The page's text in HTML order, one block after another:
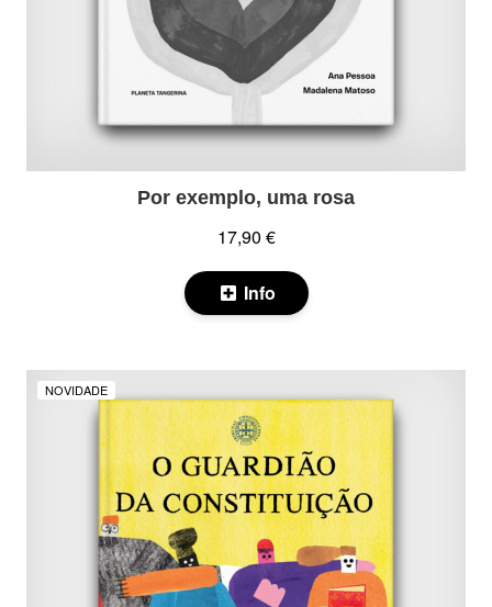
Por exemplo, uma rosa
17,90 €
Info
NOVIDADE